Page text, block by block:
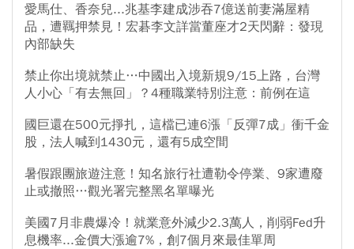
愛馬仕、香奈兒...兆基李建成涉吞7億送前妻滿屋精
品，遭羈押禁見！宏碁李文詳當董座才2天閃辭：發現
內部缺失
禁止你出境就禁止…中國出入境新規9/15上路，台灣
人小心「有去無回」？4種職業特別注意：前例在這
國巨還在500元掙扎，這檔已連6漲「反彈7成」衝千金
股，法人喊到1430元，還有5成空間
暑假跟團旅遊注意！知名旅行社遭勒令停業、9家遭廢
止或撤照…觀光署完整黑名單曝光
美國7月非農爆冷！就業意外減少2.3萬人，削弱Fed升
息機率...金價大漲逾7%，創7個月來最佳單周